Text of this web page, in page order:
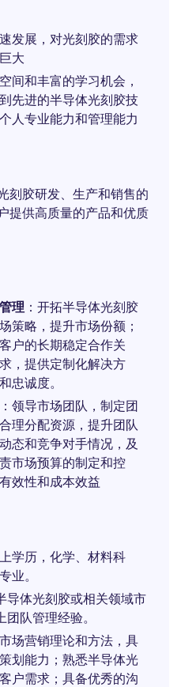
发展，对光刻胶的需求
大
间和丰富的学习机会，
先进的半导体光刻胶技
人专业能力和管理能力
刻胶研发、生产和销售的
提供高质量的产品和优质
理 ：开拓半导体光刻胶
策略，提升市场份额；
户的长期稳定合作关
，提供定制化解决方
忠诚度。
：领导市场团队，制定团
理分配资源，提升团队
态和竞争对手情况，及
市场预算的制定和控
效性和成本效益
学历，化学、材料科
业。
导体光刻胶或相关领域市
队管理经验。
场营销理论和方法，具
划能力；熟悉半导体光
户需求；具备优秀的沟